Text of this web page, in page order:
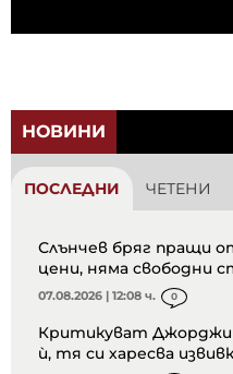
НОВИНИ
ПОСЛЕДНИ ЧЕТЕНИ
Слънчев бряг пращи
цени, няма свободни
07.08.2026 | 12:08 ч. 0
Критикуват
ѝ, тя си харесва